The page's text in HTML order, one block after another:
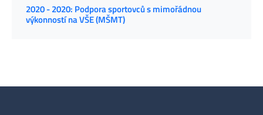
2020 - 2020: Podpora sportovců s mimořádnou
výkonností na VŠE (MŠMT)